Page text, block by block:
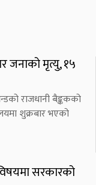
जनाको मृत्यु, १५
राजधानी बैङ्ककको
शुक्रबार भएको
सरकारको